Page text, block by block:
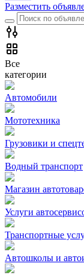
Разместить
Все
категории
Автомобили
Мототехника
Грузовики и
Водный транспорт
Магазин
Услуги
Транспортные
Автошколы и